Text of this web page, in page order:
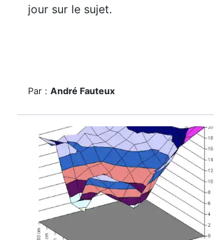
jour sur le sujet.
Par : André Fauteux